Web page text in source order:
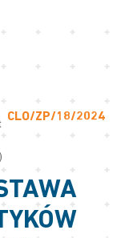
CLO/ZP/18/2024